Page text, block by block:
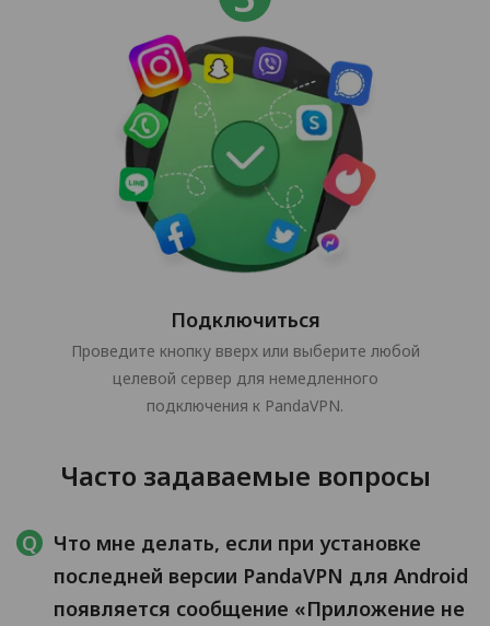
Подключиться
Проведите кнопку вверх или выберите любой
целевой сервер для немедленного
подключения к PandaVPN.
Часто задаваемые вопросы
Что мне делать, если при установке
последней версии PandaVPN для Android
появляется сообщение «Приложение не